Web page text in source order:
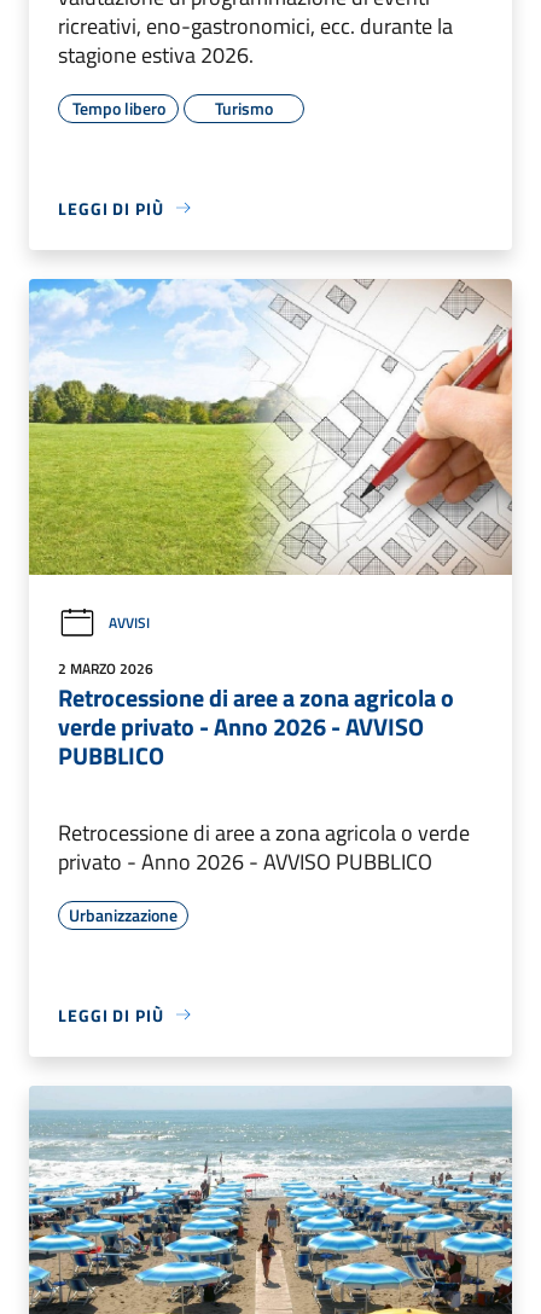
ricreativi, eno-gastronomici, ecc. durante la
stagione estiva 2026.
Tempo libero Turismo
LEGGI DI PIÙ
AVVISI
2 MARZO 2026
Retrocessione di aree a zona agricola o
verde privato - Anno 2026 - AVVISO
PUBBLICO
Retrocessione di aree a zona agricola o verde
privato - Anno 2026 - AVVISO PUBBLICO
Urbanizzazione
LEGGI DI PIÙ